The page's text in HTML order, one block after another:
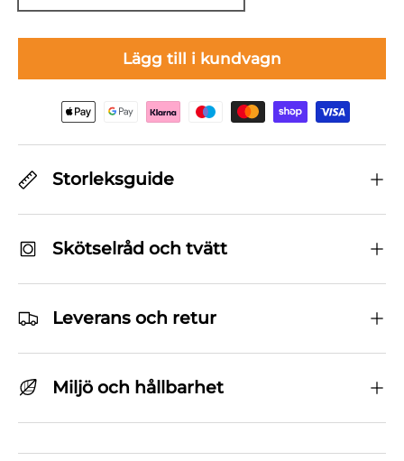
Lägg till i kundvagn
Storleksguide
Skötselråd och tvätt
Leverans och retur
Miljö och hållbarhet